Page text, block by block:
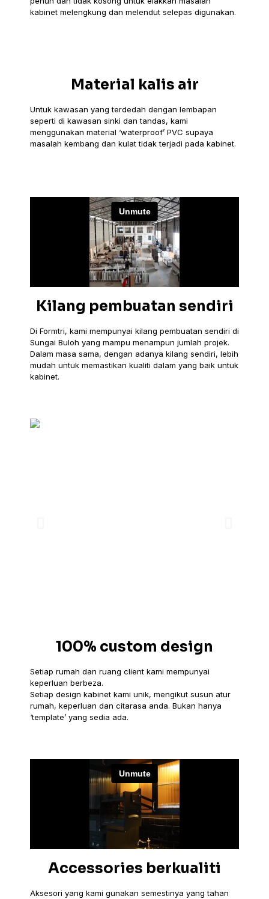
kabinet melengkung dan melendut selepas digunakan.
Material kalis air
Untuk kawasan yang terdedah dengan lembapan
seperti di kawasan sinki dan tandas, kami
menggunakan material ‘waterproof’ PVC supaya
masalah kembang dan kulat tidak terjadi pada kabinet.
Kilang pembuatan sendiri
Di Formtri, kami mempunyai kilang pembuatan sendiri di
Sungai Buloh yang mampu menampun jumlah projek.
Dalam masa sama, dengan adanya kilang sendiri, lebih
mudah untuk memastikan kualiti dalam yang baik untuk
kabinet.
100% custom design
Setiap rumah dan ruang client kami mempunyai
keperluan berbeza.
Setiap design kabinet kami unik, mengikut susun atur
rumah, keperluan dan citarasa anda. Bukan hanya
‘template’ yang sedia ada.
Accessories berkualiti
Aksesori yang kami gunakan semestinya yang tahan